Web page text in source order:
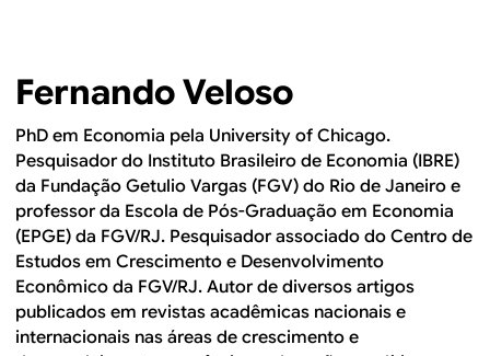
o
g
d
o
I
B
u
l
á
r
i
o
d
Fernando Veloso
PhD em Economia pela University of Chicago.
Pesquisador do Instituto Brasileiro de Economia (IBRE)
da Fundação Getulio Vargas (FGV) do Rio de Janeiro e
professor da Escola de Pós-Graduação em Economia
(EPGE) da FGV/RJ. Pesquisador associado do Centro de
Estudos em Crescimento e Desenvolvimento
Econômico da FGV/RJ. Autor de diversos artigos
publicados em revistas acadêmicas nacionais e
internacionais nas áreas de crescimento e